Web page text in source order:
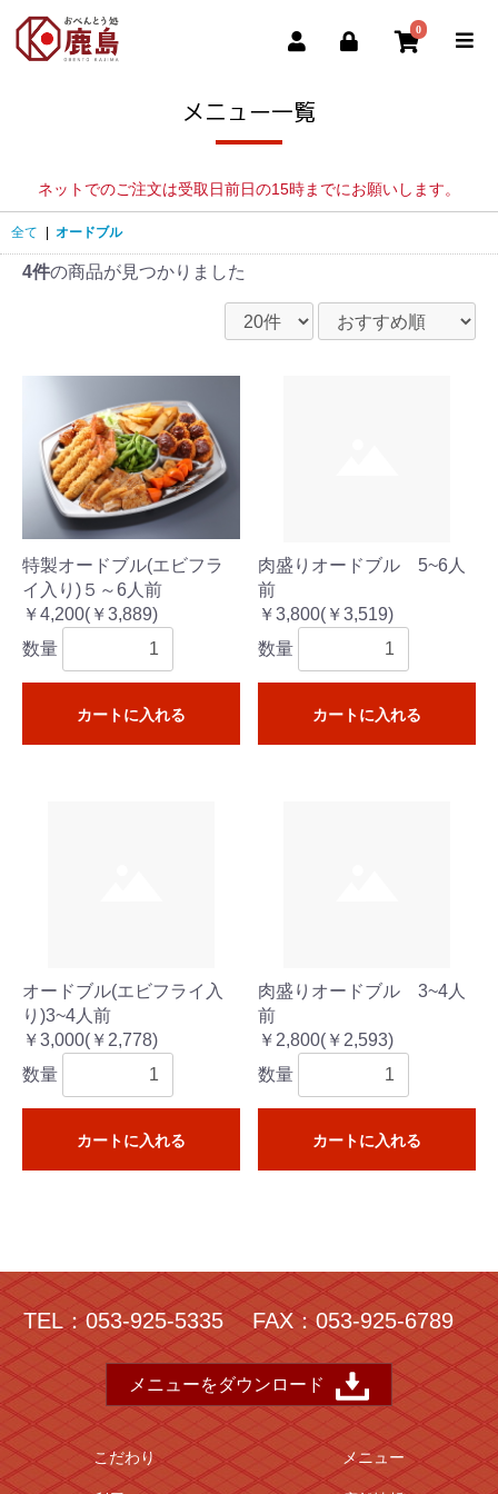
0
メニュー一覧
ネットでのご注文は受取日前日の15時までにお願いします。
全て オードブル
4件の商品が見つかりました
特製オードブル(エビフラ
イ入り)５～6人前
￥4,200(￥3,889)
数量
カートに入れる
肉盛りオードブル 5~6人
前
￥3,800(￥3,519)
数量
カートに入れる
オードブル(エビフライ入
り)3~4人前
￥3,000(￥2,778)
数量
カートに入れる
肉盛りオードブル 3~4人
前
￥2,800(￥2,593)
数量
カートに入れる
TEL：053-925-5335 FAX：053-925-6789
メニューをダウンロード
こだわり メニュー